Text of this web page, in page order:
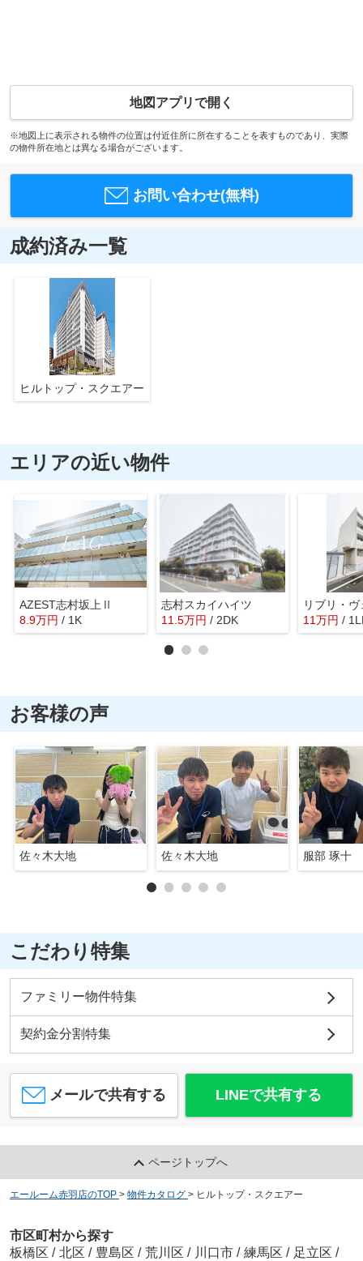
地図アプリで開く
※地図上に表示される物件の位置は付近住所に所在することを表すものであり、実際
の物件所在地とは異なる場合がございます。
お問い合わせ(無料)
成約済み一覧
ヒルトップ・スクエアー
エリアの近い物件
AZEST志村坂上Ⅱ
8.9万円 / 1K
志村スカイハイツ
11.5万円 / 2DK
リブリ・
11万円 /
お客様の声
佐々木大地 佐々木大地 服部 琢十
こだわり特集
ファミリー物件特集
契約金分割特集
メールで共有する LINEで共有する
ページトップへ
エールーム赤羽店のTOP > 物件カタログ > ヒルトップ・スクエアー
市区町村から探す
板橋区 / 北区 / 豊島区 / 荒川区 / 川口市 / 練馬区 / 足立区 /